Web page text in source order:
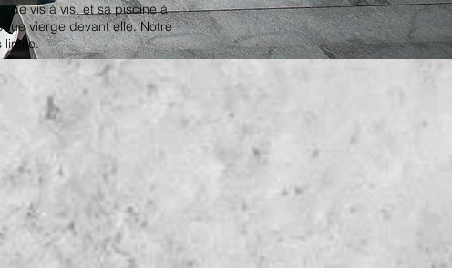
de vis à vis, et sa piscine à
vierge devant elle. Notre
limite.